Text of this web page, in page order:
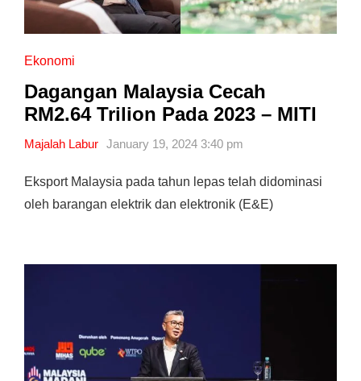
Ekonomi
Dagangan Malaysia Cecah
RM2.64 Trilion Pada 2023 – MITI
Majalah Labur January 19, 2024 3:40 pm
Eksport Malaysia pada tahun lepas telah didominasi
oleh barangan elektrik dan elektronik (E&E)